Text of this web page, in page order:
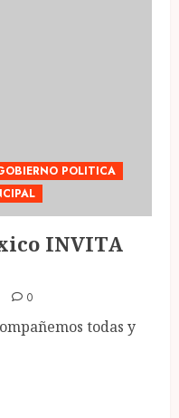
POLITICA
INVITA
0
todas y